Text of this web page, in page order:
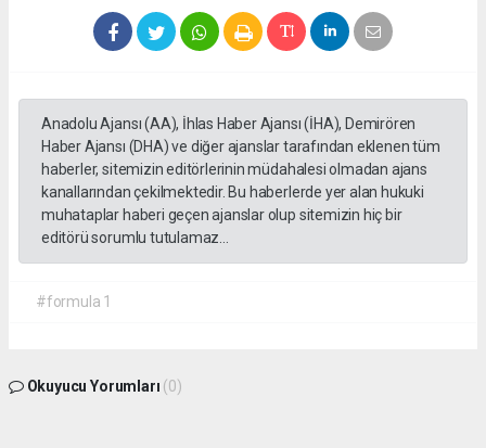
Anadolu Ajansı (AA), İhlas Haber Ajansı (İHA), Demirören
Haber Ajansı (DHA) ve diğer ajanslar tarafından eklenen tüm
haberler, sitemizin editörlerinin müdahalesi olmadan ajans
kanallarından çekilmektedir. Bu haberlerde yer alan hukuki
muhataplar haberi geçen ajanslar olup sitemizin hiç bir
editörü sorumlu tutulamaz...
#formula 1
Okuyucu Yorumları (0)